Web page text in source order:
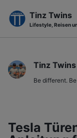
primary
navigation
content
footer
Tinz Twins
Lifestyle, Reisen
Tinz Twins
Be different.
Tesla